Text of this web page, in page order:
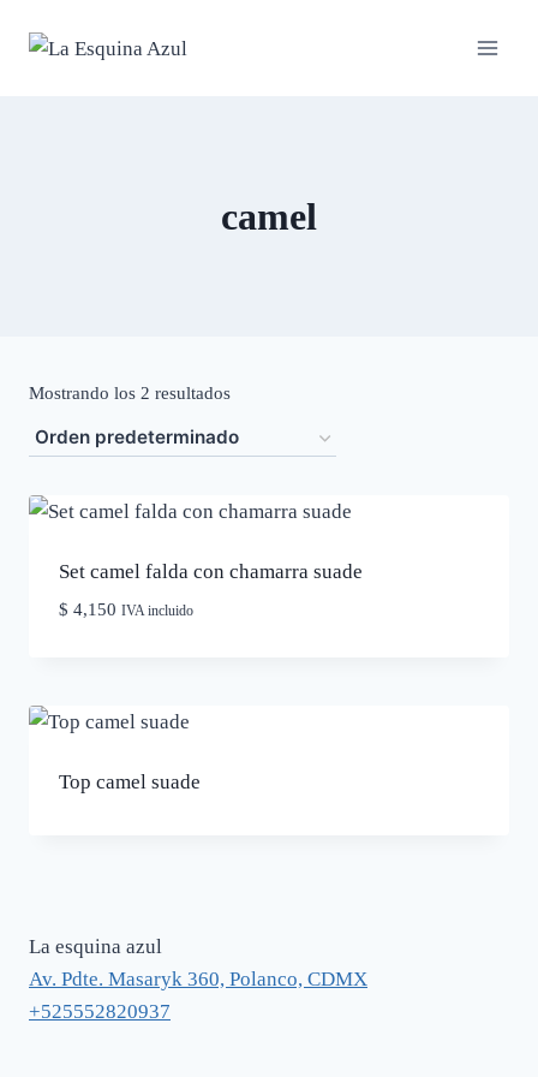
camel
Mostrando los 2 resultados
Set camel falda con chamarra suade
$ 4,150 IVA incluido
Top camel suade
La esquina azul
Av. Pdte. Masaryk 360, Polanco, CDMX
+525552820937